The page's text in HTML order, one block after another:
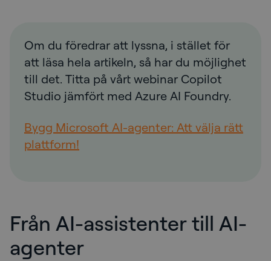
Om du föredrar att lyssna, i stället för
att läsa hela artikeln, så har du möjlighet
till det. Titta på vårt webinar Copilot
Studio jämfört med Azure AI Foundry.
Bygg Microsoft AI-agenter: Att välja rätt
plattform!
Från AI-assistenter till AI-
agenter